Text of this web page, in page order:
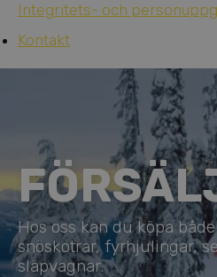
Integritets- och
Kontakt
Hos oss kan du köpa
snöskotrar, fyrhjulingar,
släpvagnar.